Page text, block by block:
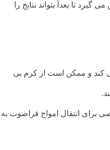
تا بعداً بتواند نتایج را
و ممکن است از کرم بی
انتقال امواج فراصوت به